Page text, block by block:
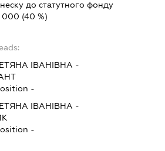
до статутного фонду
000 (40 %)
ІВАНІВНА -
-
ІВАНІВНА -
-